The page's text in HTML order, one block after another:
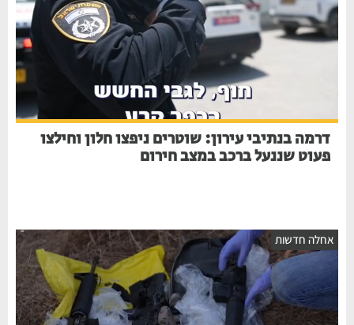
דרמה בנתיבי עירון: שוטרים ניפצו חלון וחילצו
פעוט שננעל ברכב במצב חירום
חדשות